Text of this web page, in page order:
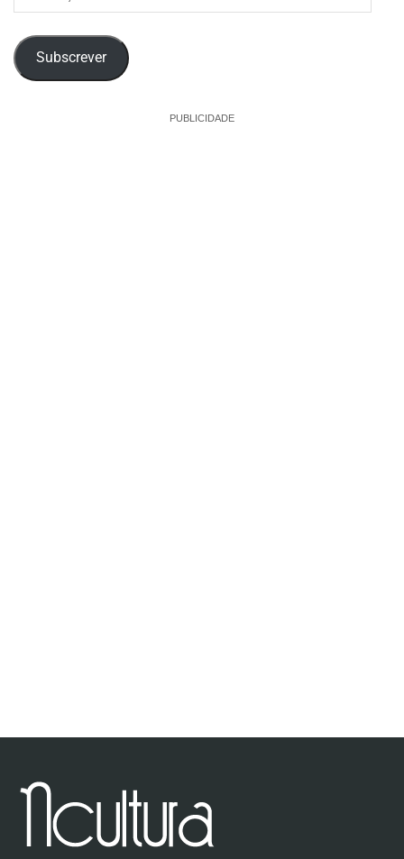
Subscrever
PUBLICIDADE